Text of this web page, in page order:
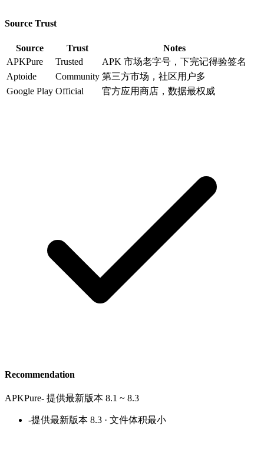
Source Trust
Source Trust
Notes
APKPure
Trusted
APK 市场老字号，下完记得验签名
Aptoide
Community 第三方市场，社区用户多
Google Play Official 官方应用商店，数据最权威
Recommendation
APKPure- 提供最新版本 8.1 ~ 8.3
-提供最新版本 8.3 · 文件体积最小